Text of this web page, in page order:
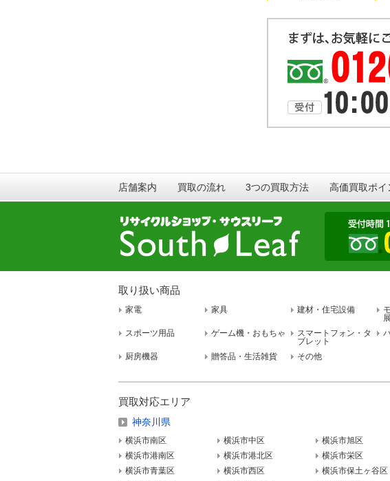
店舗案内 買取の流れ 3つの買取方法 高価買取ポイ
取り扱い商品
家電 家具 建材・住宅設備
スポーツ用品 ゲーム機・おもちゃ
スマートフォン・タ
ブレット
厨房機器 贈答品・生活雑貨 その他
買取対応エリア
神奈川県
横浜市南区 横浜市中区 横浜市旭区
横浜市港南区
横浜市港北区 横浜市栄区
横浜市青葉区
横浜市西区 横浜市保土ヶ谷区